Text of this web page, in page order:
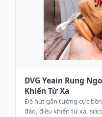
DVG Yeain Rung
Khiển Từ Xa
Đế hút gắn tường cực
đáo, điều khiển từ xa,